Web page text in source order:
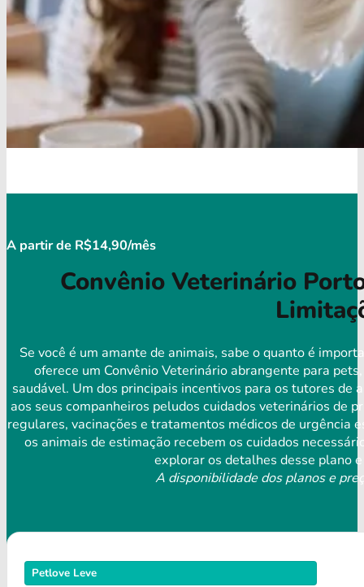
A partir de R$14,90/mês
Convênio Veterinário
Se você é um amante de animais, sabe o quanto é
oferece um Convênio Veterinário abrangente para
saudável. Um dos principais incentivos para os tutores de
aos seus companheiros peludos cuidados veterinários de
regulares, vacinações e tratamentos médicos de urgência
os animais de estimação recebem os cuidados
explorar os detalhes desse plano
A disponibilidade dos planos e
Petlove Leve